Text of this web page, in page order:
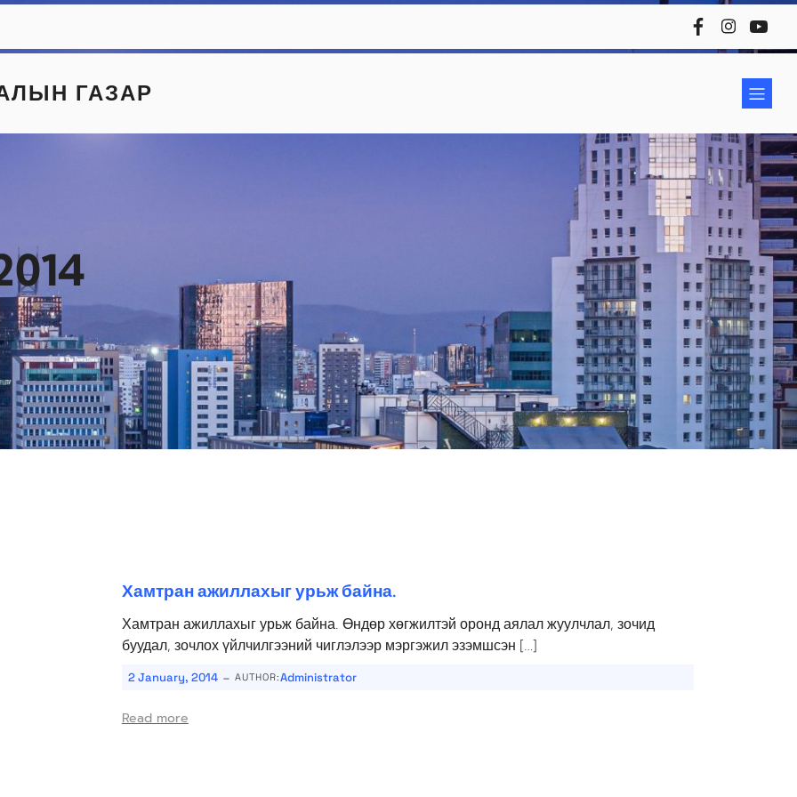
ГАЗАР
Хамтран ажиллахыг урьж байна.
Хамтран ажиллахыг урьж байна. Өндөр хөгжилтэй оронд аялал жуулчлал, зочид
буудал, зочлох үйлчилгээний чиглэлээр мэргэжил эзэмшсэн […]
2 January, 2014 - AUTHOR:Administrator
Read more